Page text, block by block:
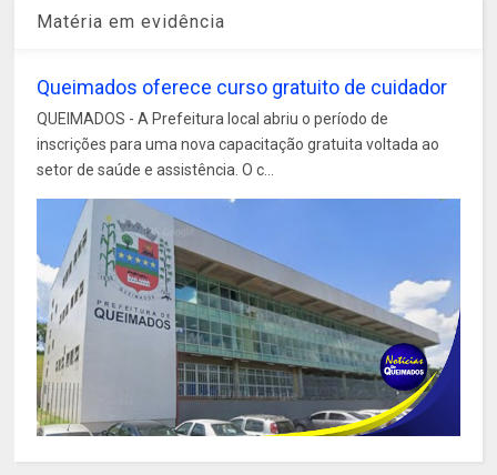
Matéria em evidência
Queimados oferece curso gratuito de cuidador
QUEIMADOS - A Prefeitura local abriu o período de
inscrições para uma nova capacitação gratuita voltada ao
setor de saúde e assistência. O c...